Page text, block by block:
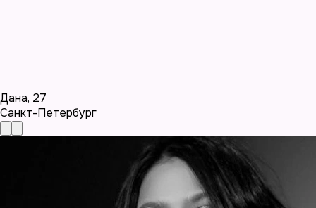
Дана, 27
Санкт-Петербург